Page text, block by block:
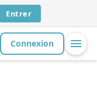
Entrer
Connexion